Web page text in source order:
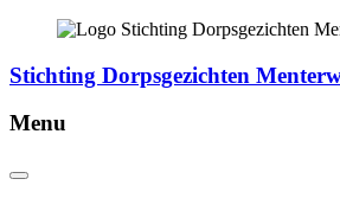
Stichting Dorpsgezichten
Menu